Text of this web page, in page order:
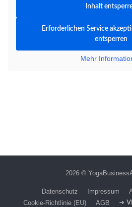
Inhalt
Erforderlichen Service
entsperren
Mehr
2026 ©
Datenschutz Impressum
Cookie-Richtlinie (EU)
AGB ➔